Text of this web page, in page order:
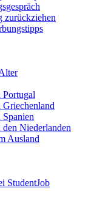
zurückziehen
Niederlanden
Ausland
StudentJob